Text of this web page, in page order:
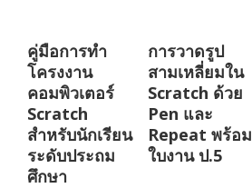
คู่มือการทำ
โครงงาน
คอมพิวเตอร์
Scratch
สำหรับนักเรียน
ระดับประถม
ศึกษา
การวาดรูป
สามเหลี่ยมใน
Scratch ด้วย
Pen และ
Repeat พร้อม
ใบงาน ป.5